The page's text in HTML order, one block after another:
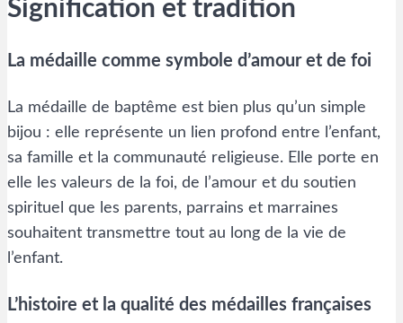
Signification et tradition
La médaille comme symbole d’amour et de foi
La médaille de baptême est bien plus qu’un simple
bijou : elle représente un lien profond entre l’enfant,
sa famille et la communauté religieuse. Elle porte en
elle les valeurs de la foi, de l’amour et du soutien
spirituel que les parents, parrains et marraines
souhaitent transmettre tout au long de la vie de
l’enfant.
L’histoire et la qualité des médailles françaises